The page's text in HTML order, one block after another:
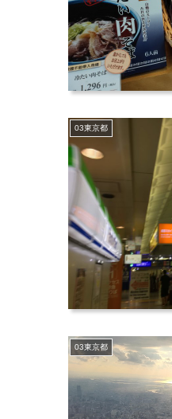
03東京都
03東京都